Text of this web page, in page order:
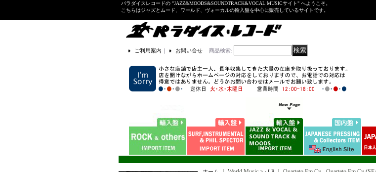
パラダイスレコードの "JAZZ&MOODS&SOUNDTRACK&VOCAL MUSICサイト" へようこそ。
こちらはジャズとムード、ワールド、ヴォーカルの輸入盤を中心に販売しているサイトです。
ご利用案内 ｜ お問い合せ 商品検索: